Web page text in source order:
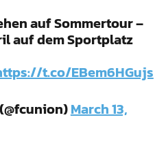
auf Sommertour –
auf dem Sportplatz
t.co/EBem6HGujs
March 13,